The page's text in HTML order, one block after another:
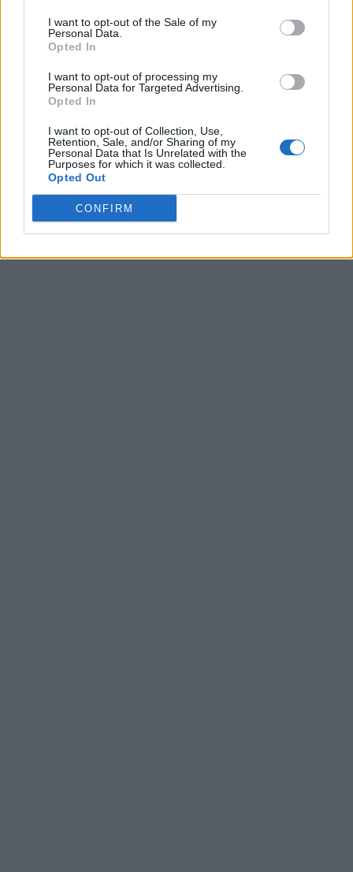
I want to opt-out of the Sale of my
Personal Data.
Opted In
I want to opt-out of processing my
Personal Data for Targeted Advertising.
Opted In
I want to opt-out of Collection, Use,
Retention, Sale, and/or Sharing of my
Personal Data that Is Unrelated with the
Purposes for which it was collected.
Opted Out
CONFIRM